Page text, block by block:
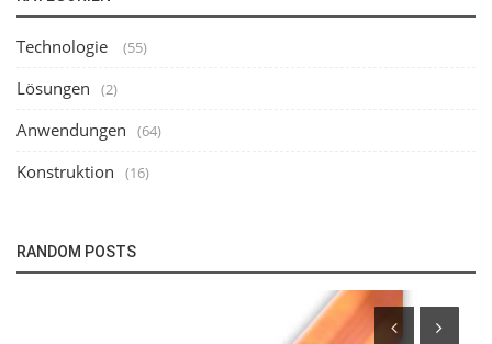
Technologie (55)
Lösungen (2)
Anwendungen (64)
Konstruktion (16)
RANDOM POSTS